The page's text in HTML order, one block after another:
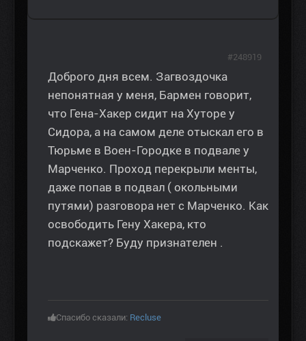
Доброго дня всем. Загвоздочка
непонятная у меня, Бармен говорит,
что Гена-Хакер сидит на Хуторе у
Сидора, а на самом деле отыскал его в
Тюрьме в Воен-Городке в подвале у
Марченко. Проход перекрыли менты,
даже попав в подвал ( окольными
путями) разговора нет с Марченко. Как
освободить Гену Хакера, кто
подскажет? Буду признателен .
Спасибо сказали: Recluse
#248919